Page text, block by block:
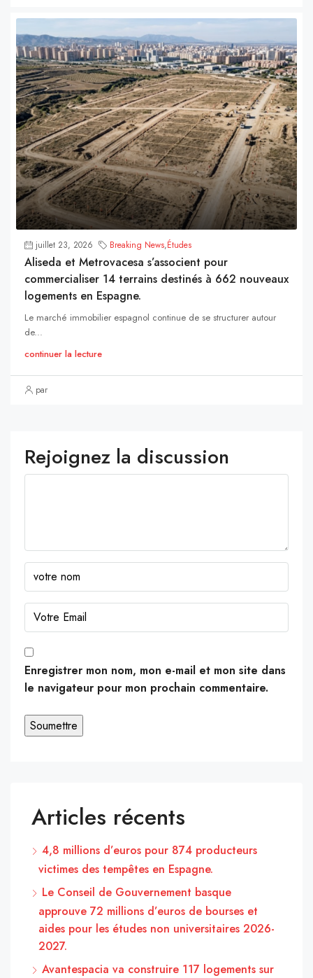
juillet 23, 2026 Breaking News,Études
Aliseda et Metrovacesa s’associent pour
commercialiser 14 terrains destinés à 662 nouveaux
logements en Espagne.
Le marché immobilier espagnol continue de se structurer autour
de...
continuer la lecture
par
Rejoignez la discussion
Enregistrer mon nom, mon e-mail et mon site dans
le navigateur pour mon prochain commentaire.
Articles récents
4,8 millions d’euros pour 874 producteurs
victimes des tempêtes en Espagne.
Le Conseil de Gouvernement basque
approuve 72 millions d’euros de bourses et
aides pour les études non universitaires 2026-
2027.
Avantespacia va construire 117 logements sur